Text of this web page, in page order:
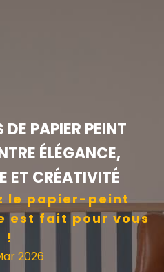
PAPIER PEINT
ÉLÉGANCE,
ET CRÉATIVITÉ
le papier-peint
est fait pour vous
!
2026